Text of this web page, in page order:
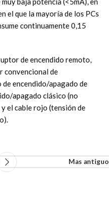
el que la mayoría de los PCs
continuamente 0,15
de encendido remoto,
convencional de
encendido/apagado de
apagado clásico (no
el cable rojo (tensión de
Mas antiguo